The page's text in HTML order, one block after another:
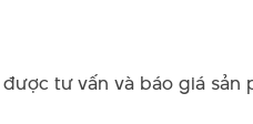
tư vấn và báo giá